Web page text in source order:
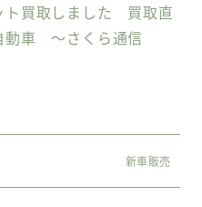
ト買取しました 買取直
車 〜さくら通信
新車販売